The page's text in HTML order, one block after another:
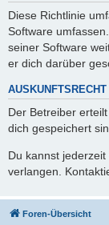
Diese Richtlinie
Software
seiner Software
er dich darüber
AUSKUNFTSRECHT
Der Betreiber
dich gespeichert
Du kannst
verlangen.
Foren-Übersicht